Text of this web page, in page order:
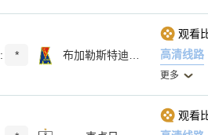
: *
观看
高清线路
更多
观看